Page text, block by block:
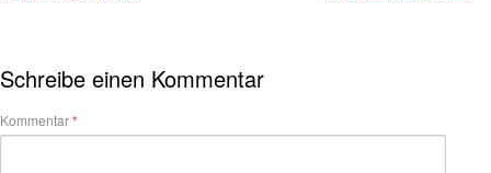
Schreibe einen Kommentar
Kommentar*